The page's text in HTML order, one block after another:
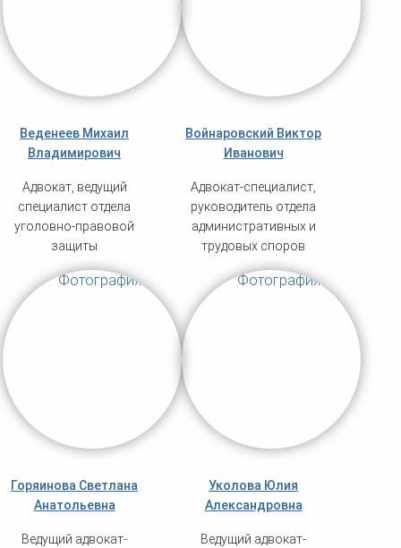
Веденеев Михаил
Владимирович
Адвокат, ведущий
специалист отдела
уголовно-правовой
защиты
Войнаровский Виктор
Иванович
Адвокат-специалист,
руководитель отдела
административных и
трудовых споров
Горяинова Светлана
Анатольевна
Ведущий адвокат-
Уколова Юлия
Александровна
Ведущий адвокат-